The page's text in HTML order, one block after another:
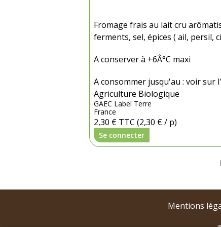
Fromage frais au lait cru
ferments, sel, épices ( ail, persil,
A conserver à +6Â°C maxi
A consommer jusqu'au : voir sur
Agriculture Biologique
GAEC Label Terre
France
2,30 € TTC (2,30 € / p)
Se connecter
Mentions